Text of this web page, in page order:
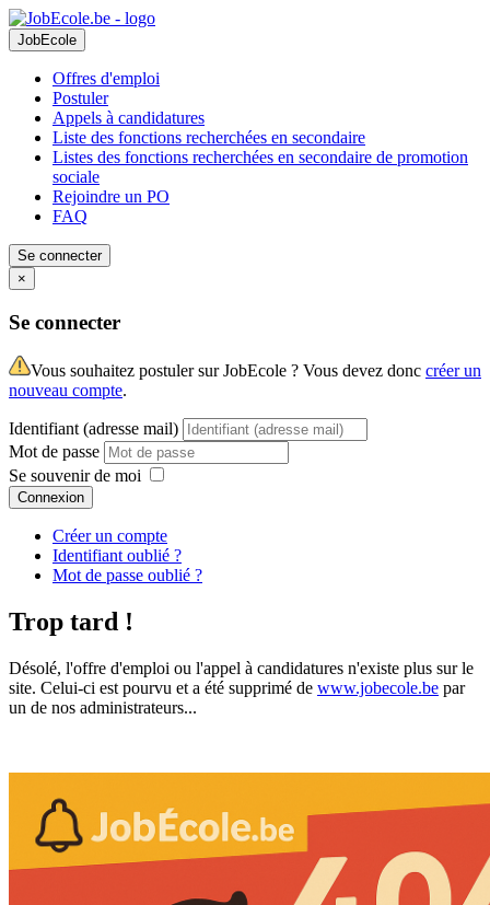
JobEcole
Offres d'emploi
Postuler
Appels à candidatures
Liste des fonctions recherchées en secondaire
Listes des fonctions recherchées en secondaire de promotion
sociale
Rejoindre un PO
FAQ
Se connecter
×
Se connecter
Vous souhaitez postuler sur JobEcole ? Vous devez donc créer un
nouveau compte.
Identifiant (adresse mail)
Mot de passe
Se souvenir de moi
Connexion
Créer un compte
Identifiant oublié ?
Mot de passe oublié ?
Trop tard !
Désolé, l'offre d'emploi ou l'appel à candidatures n'existe plus sur le
site. Celui-ci est pourvu et a été supprimé de www.jobecole.be par
un de nos administrateurs...